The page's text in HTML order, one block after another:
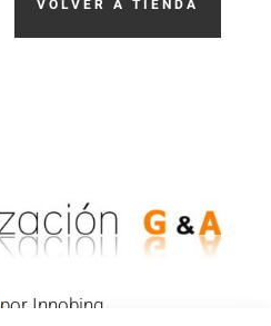
VOLVER A TIENDA
por Innobing